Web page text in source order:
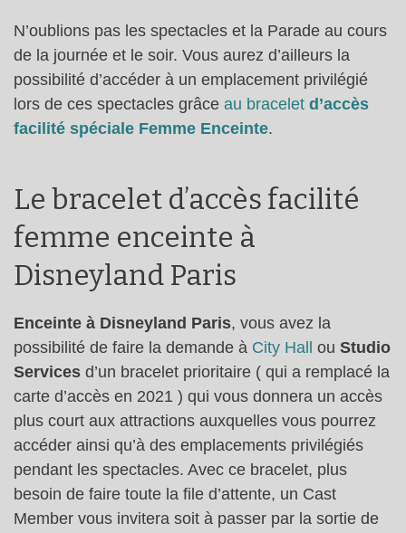
N’oublions pas les spectacles et la Parade au cours
de la journée et le soir. Vous aurez d’ailleurs la
possibilité d’accéder à un emplacement privilégié
lors de ces spectacles grâce au bracelet d’accès
facilité spéciale Femme Enceinte.
Le bracelet d’accès facilité
femme enceinte à
Disneyland Paris
Enceinte à Disneyland Paris, vous avez la
possibilité de faire la demande à City Hall ou Studio
Services d’un bracelet prioritaire ( qui a remplacé la
carte d’accès en 2021 ) qui vous donnera un accès
plus court aux attractions auxquelles vous pourrez
accéder ainsi qu’à des emplacements privilégiés
pendant les spectacles. Avec ce bracelet, plus
besoin de faire toute la file d’attente, un Cast
Member vous invitera soit à passer par la sortie de